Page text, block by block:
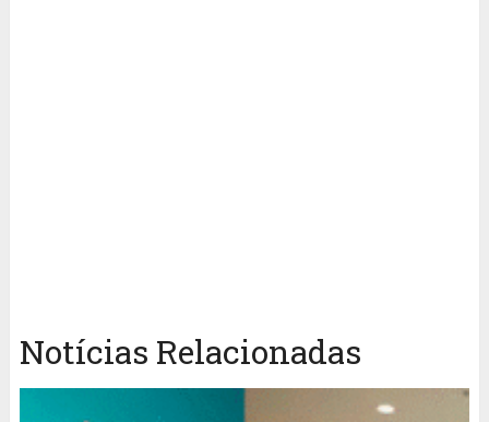
Notícias Relacionadas